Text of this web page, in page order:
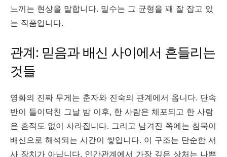
느끼는 현상을 말합니다. 밀수는 그 균형을 꽤 잘 잡고 있
는 작품입니다.
관계: 믿음과 배신 사이에서 흔들리는
것들
영화의 진짜 무게는 춘자와 진숙의 관계에서 옵니다. 단속
반이 들이닥친 그날 밤 이후, 한 사람은 체포되고 한 사람
은 흔적도 없이 사라집니다. 그리고 남겨진 쪽에는 침묵이
배신으로 해석되는 시간이 쌓입니다. 이 구조는 단순한 서
사 장치가 아닙니다. 인간관계에서 가장 깊은 상처는 나쁜